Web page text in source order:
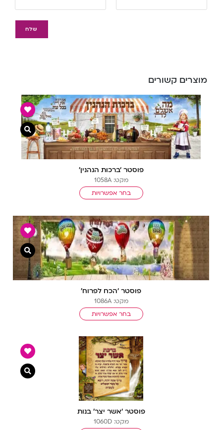
מוצרים קשורים
פוסטר ‘ברכות הנהנין’
מקט: 1058A
בחר אפשרויות
צפייה
פוסטר ‘הכח לפרוח’
מקט: 1086A
בחר אפשרויות
צפייה
פוסטר ‘אשר יצר’ בנות
מקט: 1060D
צפייה